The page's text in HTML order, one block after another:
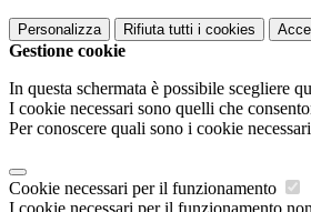
Personalizza Rifiuta tutti i cookies
Gestione cookie
In questa schermata è possibile scegliere
I cookie necessari sono quelli che
Per conoscere quali sono i cookie
Cookie necessari per il funzionamento